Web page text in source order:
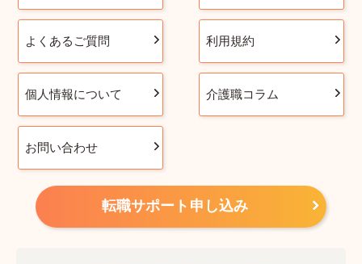
よくあるご質問 利用規約
個人情報について 介護職コラム
お問い合わせ
転職サポート申し込み